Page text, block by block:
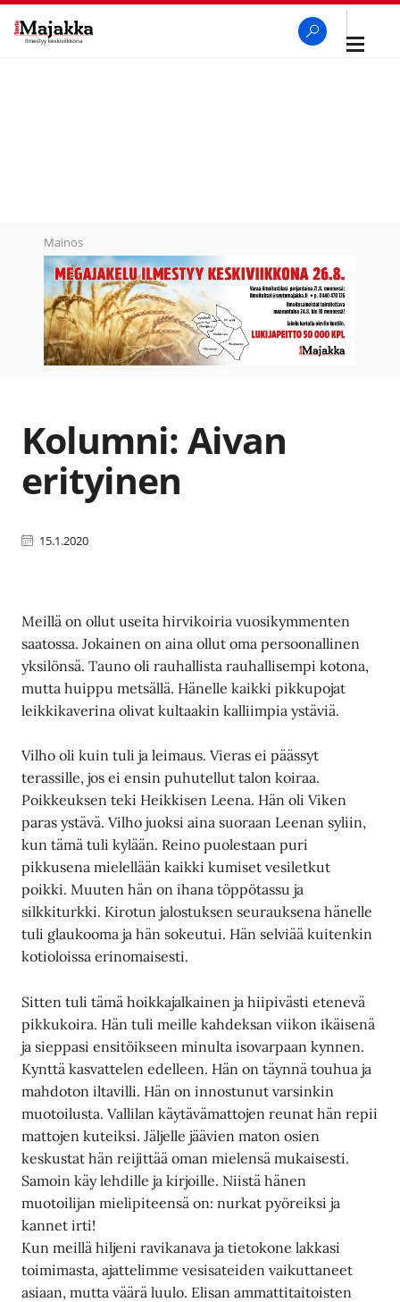
Avaa
Mainos
Kolumni: Aivan
erityinen
15.1.2020
Meillä on ollut useita hirvikoiria vuosikymmenten
saatossa. Jokainen on aina ollut oma persoonallinen
yksilönsä. Tauno oli rauhallista rauhallisempi kotona,
mutta huippu metsällä. Hänelle kaikki pikkupojat
leikkikaverina olivat kultaakin kalliimpia ystäviä.
Vilho oli kuin tuli ja leimaus. Vieras ei päässyt
terassille, jos ei ensin puhutellut talon koiraa.
Poikkeuksen teki Heikkisen Leena. Hän oli Viken
paras ystävä. Vilho juoksi aina suoraan Leenan syliin,
kun tämä tuli kylään. Reino puolestaan puri
pikkusena mielellään kaikki kumiset vesiletkut
poikki. Muuten hän on ihana töppötassu ja
silkkiturkki. Kirotun jalostuksen seurauksena hänelle
tuli glaukooma ja hän sokeutui. Hän selviää kuitenkin
kotioloissa erinomaisesti.
Sitten tuli tämä hoikkajalkainen ja hiipivästi etenevä
pikkukoira. Hän tuli meille kahdeksan viikon ikäisenä
ja sieppasi ensitöikseen minulta isovarpaan kynnen.
Kynttä kasvattelen edelleen. Hän on täynnä touhua ja
mahdoton iltavilli. Hän on innostunut varsinkin
muotoilusta. Vallilan käytävämattojen reunat hän repii
mattojen kuteiksi. Jäljelle jäävien maton osien
keskustat hän reijittää oman mielensä mukaisesti.
Samoin käy lehdille ja kirjoille. Niistä hänen
muotoilijan mielipiteensä on: nurkat pyöreiksi ja
kannet irti!
Kun meillä hiljeni ravikanava ja tietokone lakkasi
toimimasta, ajattelimme vesisateiden vaikuttaneet
asiaan, mutta väärä luulo. Elisan ammattitaitoisten